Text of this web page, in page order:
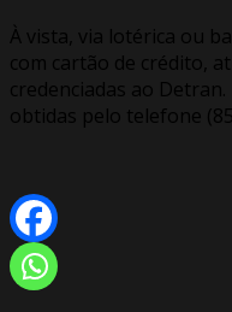
À vista, via lotérica ou
com cartão de crédito,
credenciadas ao
obtidas pelo telefone